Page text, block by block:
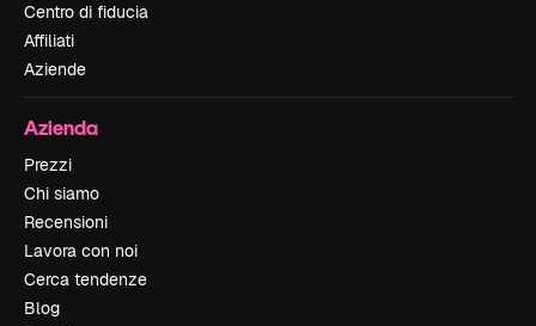
Centro di fiducia
Affiliati
Aziende
Azienda
Prezzi
Chi siamo
Recensioni
Lavora con noi
Cerca tendenze
Blog